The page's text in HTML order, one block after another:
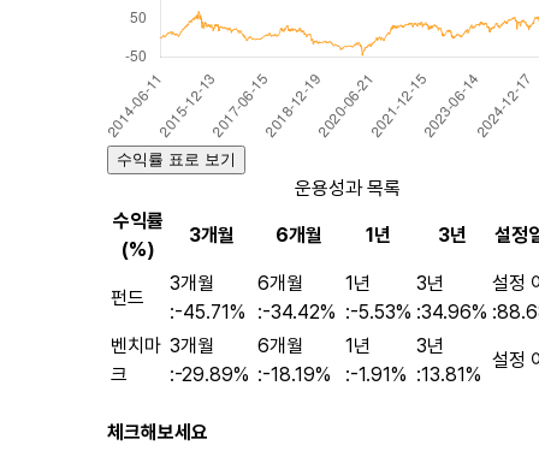
수익률 표로 보기
운용성과 목록
수익률
(%)
3개월 6개월 1년 3년 설정
펀드
3개월
:-45.71%
6개월
:-34.42%
1년
:-5.53%
3년
:34.96%
설정
:
벤치마
크
3개월
:-29.89%
6개월
:-18.19%
1년
:-1.91%
3년
:13.81%
설정
체크해보세요